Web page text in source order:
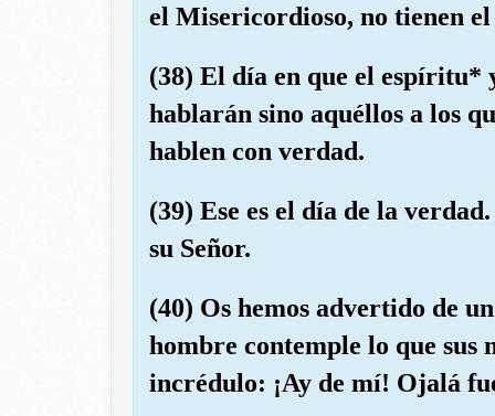
el Misericordioso, no tienen
(38) El día en que el espíritu*
hablarán sino aquéllos a los
hablen con verdad.
(39) Ese es el día de la
su Señor.
(40) Os hemos advertido de
hombre contemple lo que sus
incrédulo: ¡Ay de mí! Ojalá